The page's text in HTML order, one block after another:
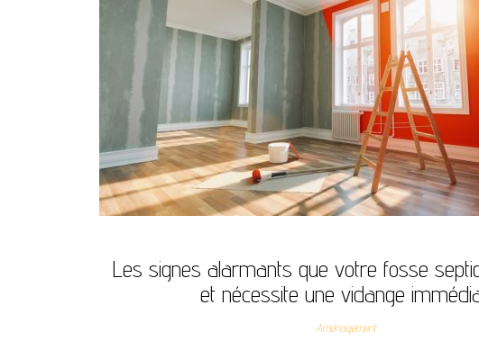
Les signes alarmants que votre fosse
et nécessite une vidange
Aménagement